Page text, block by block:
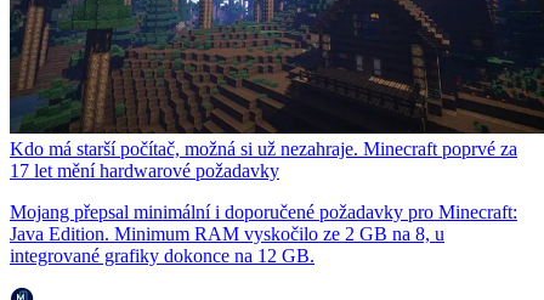
Kdo má starší počítač, možná si už nezahraje. Minecraft poprvé za
17 let mění hardwarové požadavky
Mojang přepsal minimální i doporučené požadavky pro Minecraft:
Java Edition. Minimum RAM vyskočilo ze 2 GB na 8, u
integrované grafiky dokonce na 12 GB.